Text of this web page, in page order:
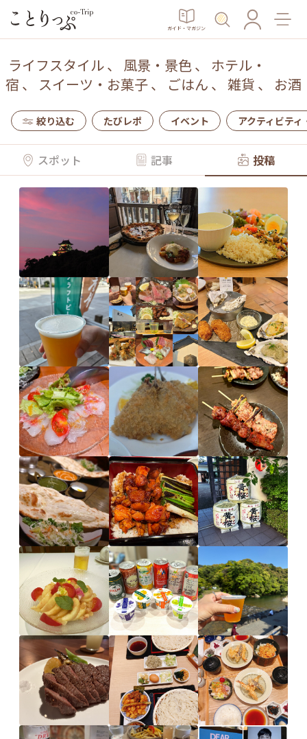
ガイド・マガジン
ライフスタイル、 風景・景色、 ホテル・
宿 、 スイーツ・お菓子、 ごはん 、 雑貨 、 お酒
絞り込む たびレポ イベント アクティビティ
スポット 記事 投稿